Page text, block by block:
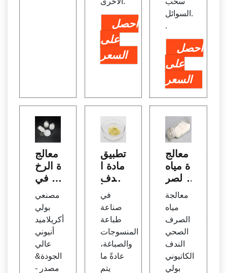
احصل
على
السعر
السوائل.
.
احصل
على
السعر
معالج
ة الرخ
ام في
وفص
ل ميا
ه الص
رف ال
صحي
مصنعي
بولي
أكريلاميد
أنيوني
عالي
الجودة&
مصدر -
تطبيق
مادة ا
لندف
بولي أ
كريلام
M في
المنس
وجات
في
صناعة
طباعة
المنسوجات
والصباغة،
عادةً ما
يتم
معالج
ة مياه
الصر
ف ال
صحي
الندف
الكاتيو
ني بول
ي أكر
يلاميد
معالجة
مياه
الصرف
الصحي
الندف
الكاتيوني
بولي